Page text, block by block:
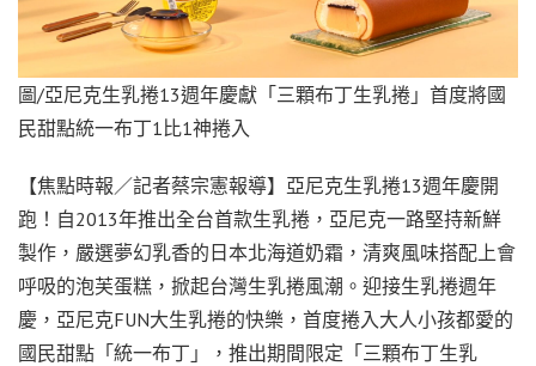
圖/亞尼克生乳捲13週年慶獻「三顆布丁生乳捲」首度將國
民甜點統一布丁1比1神捲入
【焦點時報／記者蔡宗憲報導】亞尼克生乳捲13週年慶開
跑！自2013年推出全台首款生乳捲，亞尼克一路堅持新鮮
製作，嚴選夢幻乳香的日本北海道奶霜，清爽風味搭配上會
呼吸的泡芙蛋糕，掀起台灣生乳捲風潮。迎接生乳捲週年
慶，亞尼克FUN大生乳捲的快樂，首度捲入大人小孩都愛的
國民甜點「統一布丁」，推出期間限定「三顆布丁生乳